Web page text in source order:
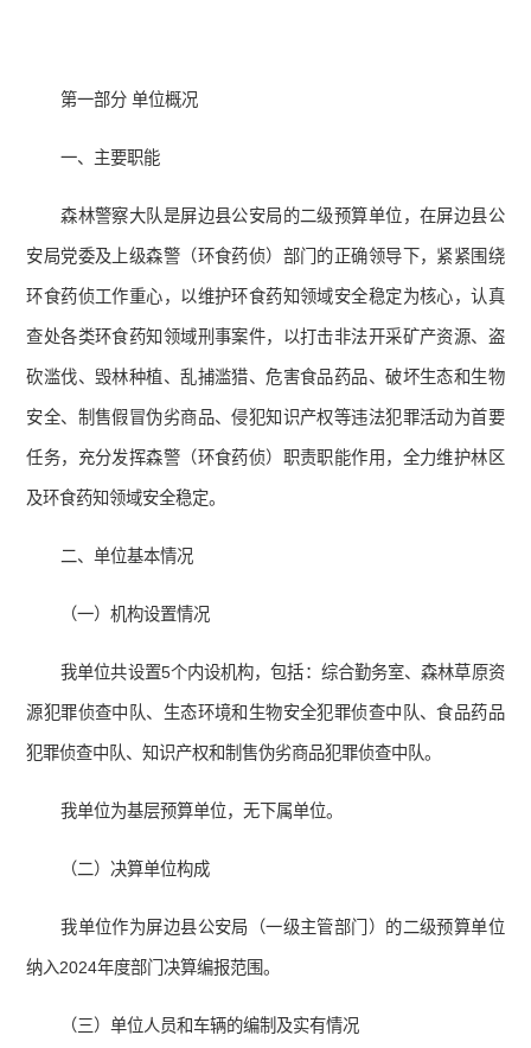
第一部分 单位概况
一、主要职能
森林警察大队是屏边县公安局的二级预算单位，在屏边县公
安局党委及上级森警（环食药侦）部门的正确领导下，紧紧围绕
环食药侦工作重心，以维护环食药知领域安全稳定为核心，认真
查处各类环食药知领域刑事案件，以打击非法开采矿产资源、盗
砍滥伐、毁林种植、乱捕滥猎、危害食品药品、破坏生态和生物
安全、制售假冒伪劣商品、侵犯知识产权等违法犯罪活动为首要
任务，充分发挥森警（环食药侦）职责职能作用，全力维护林区
及环食药知领域安全稳定。
二、单位基本情况
（一）机构设置情况
我单位共设置5个内设机构，包括：综合勤务室、森林草原资
源犯罪侦查中队、生态环境和生物安全犯罪侦查中队、食品药品
犯罪侦查中队、知识产权和制售伪劣商品犯罪侦查中队。
我单位为基层预算单位，无下属单位。
（二）决算单位构成
我单位作为屏边县公安局（一级主管部门）的二级预算单位
纳入2024年度部门决算编报范围。
（三）单位人员和车辆的编制及实有情况